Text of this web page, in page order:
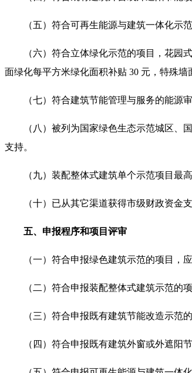
（五）符合可再生能源与建筑一体化示
（六）符合立体绿化示范的项目，花园
面绿化每平方米绿化面积补贴 30 元，特殊墙
（七）符合建筑节能管理与服务的能源
（八）被列为国家绿色生态示范城区
支持。
（九）装配整体式建筑单个示范项目最
（十）已从其它渠道获得市级财政资金
五、申报程序和项目评审
（一）符合申报绿色建筑示范的项目，
（二）符合申报装配整体式建筑示范的
（三）符合申报既有建筑节能改造示范
（四）符合申报既有建筑外窗或外遮阳